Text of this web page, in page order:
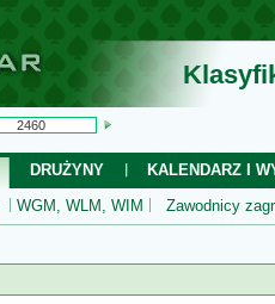
DRUŻYNY
KALENDARZ I
WGM, WLM, WIM Zawodnicy